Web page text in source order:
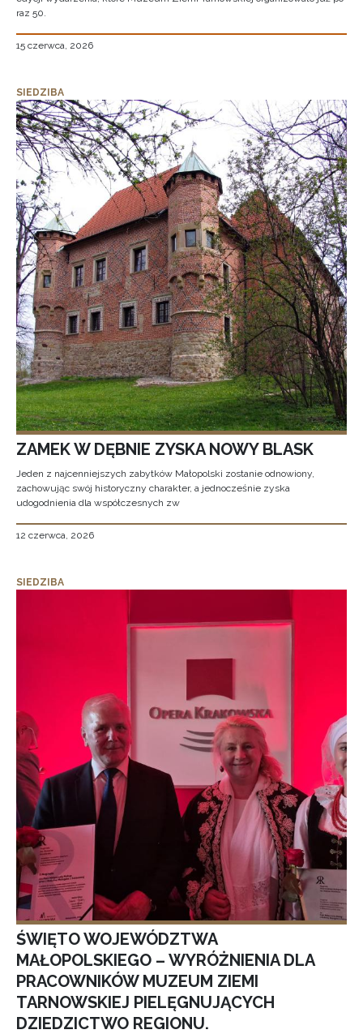
raz 50.
15 czerwca, 2026
SIEDZIBA
ZAMEK W DĘBNIE ZYSKA NOWY BLASK
Jeden z najcenniejszych zabytków Małopolski zostanie odnowiony,
zachowując swój historyczny charakter, a jednocześnie zyska
udogodnienia dla współczesnych zw
12 czerwca, 2026
SIEDZIBA
ŚWIĘTO WOJEWÓDZTWA
MAŁOPOLSKIEGO – WYRÓŻNIENIA DLA
PRACOWNIKÓW MUZEUM ZIEMI
TARNOWSKIEJ PIELĘGNUJĄCYCH
DZIEDZICTWO REGIONU.